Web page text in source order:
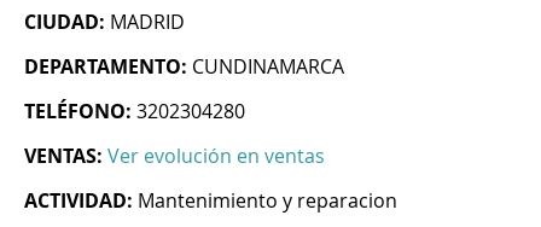
CIUDAD: MADRID
DEPARTAMENTO: CUNDINAMARCA
TELÉFONO: 3202304280
VENTAS: Ver evolución en ventas
ACTIVIDAD: Mantenimiento y reparacion